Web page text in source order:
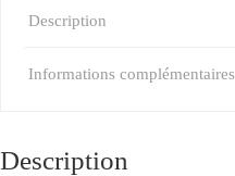
Description
Informations complémentaires
Description